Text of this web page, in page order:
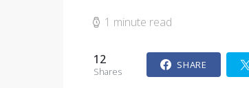
1 minute read
12
Shares
SHARE